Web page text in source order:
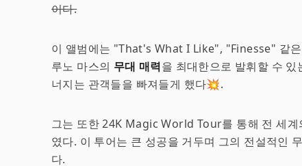
이다.
이 앨범에는 "That's What I Like", "Finesse" 같
루노 마스의 무대 매력을 최대한으로 발휘할 수
너지는 관객들을 빠져들게 했다💥.
그는 또한 24K Magic World Tour를 통해 전 세계
였다. 이 투어는 큰 성공을 거두며 그의 전설적인
다.